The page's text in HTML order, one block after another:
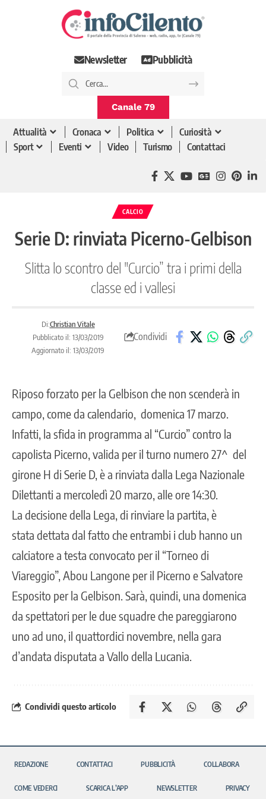
Newsletter Pubblicità
Canale 79
Attualità Cronaca Politica
Curiosità
Sport
Eventi Video Turismo Contattaci
CALCIO
Serie D: rinviata Picerno-Gelbison
Slitta lo scontro del "Curcio” tra i primi della
classe ed i vallesi
Di:Christian Vitale
Pubblicato il: 13/03/2019
Aggiornato il: 13/03/2019
Condividi
Riposo forzato per la Gelbison che non scenderà in
campo, come da calendario, domenica 17 marzo.
Infatti, la sfida in programma al “Curcio” contro la
capolista Picerno, valida per il turno numero 27^ del
girone H di Serie D, è a rinviata dalla Lega Nazionale
Dilettanti a mercoledì 20 marzo, alle ore 14:30.
La decisione della Lega, di rinviare la partita, è
stata dettata dal fatto che entrambi i club hanno un
calciatore a testa convocato per il “Torneo di
Viareggio”, Abou Langone per il Picerno e Salvatore
Esposito per la Gelbison. Sarà, quindi, una domenica
da spettatori per le due squadre che pareggiarono
uno ad uno, il quattordici novembre, nella gara
d’andata disputata a Vallo della Lucania.
Condividi questo articolo
REDAZIONE CONTATTACI PUBBLICITÀ COLLABORA
COME VEDERCI SCARICA L’APP NEWSLETTER PRIVACY